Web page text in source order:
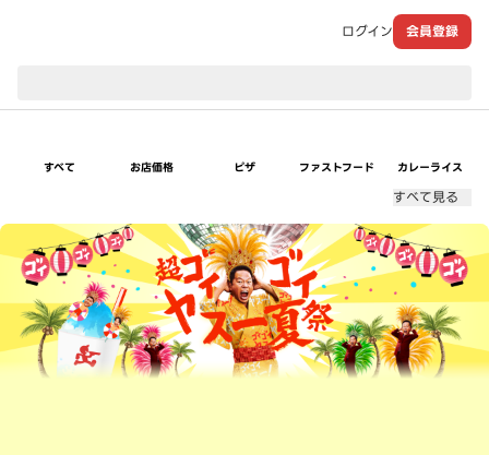
ログイン 会員登録
すべて お店価格 ピザ ファストフード カレーライス
すべて見る
超ゴイゴイヤスー夏祭